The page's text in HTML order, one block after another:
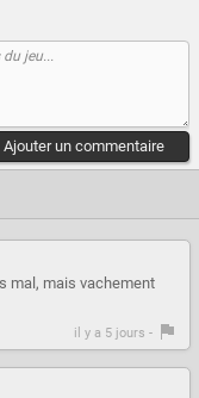
Ajouter un commentaire
mal, mais vachement
il y a 5 jours -